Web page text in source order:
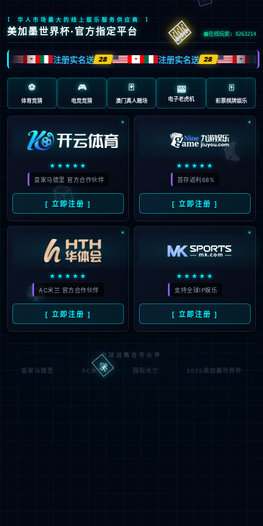
页面错误！请稍后再试～
V5.0.9 { 十年磨一剑-为API开发设计的高性能框架 }